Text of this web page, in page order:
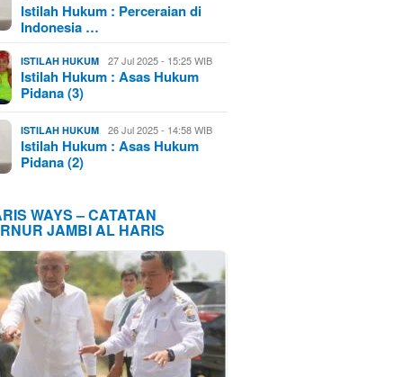
Istilah Hukum : Perceraian di
Indonesia …
ISTILAH HUKUM 27 Jul 2025 - 15:25 WIB
Istilah Hukum : Asas Hukum
Pidana (3)
ISTILAH HUKUM 26 Jul 2025 - 14:58 WIB
Istilah Hukum : Asas Hukum
Pidana (2)
WAYS – CATATAN
JAMBI AL HARIS